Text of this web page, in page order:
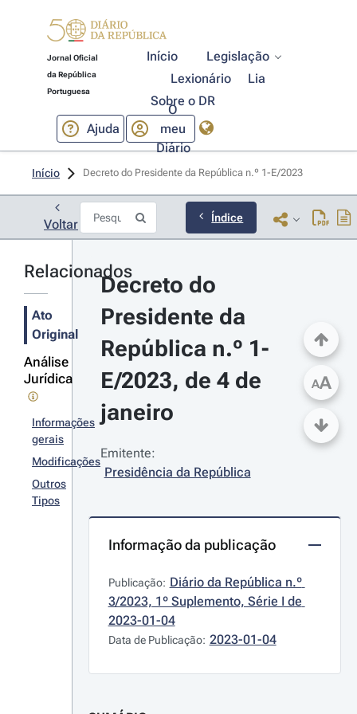
Jornal Oficial
da República
Portuguesa
Início
Legislação
Lexionário
Lia
Sobre o DR
Ajuda
O
meu
Diário
Início Decreto do Presidente da República n.º 1-E/2023
Voltar Índice
Relacionados
Ato
Original
Análise
Jurídica
Informações
gerais
Modificações
Outros
Tipos
Decreto do
Presidente da
República n.º 1-
E/2023, de 4 de
janeiro
Emitente:
Presidência da República
Informação da publicação
Publicação: Diário da República n.º
3/2023, 1º Suplemento, Série I de
2023-01-04
Data de Publicação: 2023-01-04
AA